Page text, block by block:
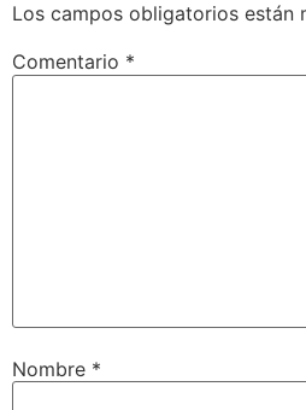
Los campos obligatorios están
Comentario *
Nombre *